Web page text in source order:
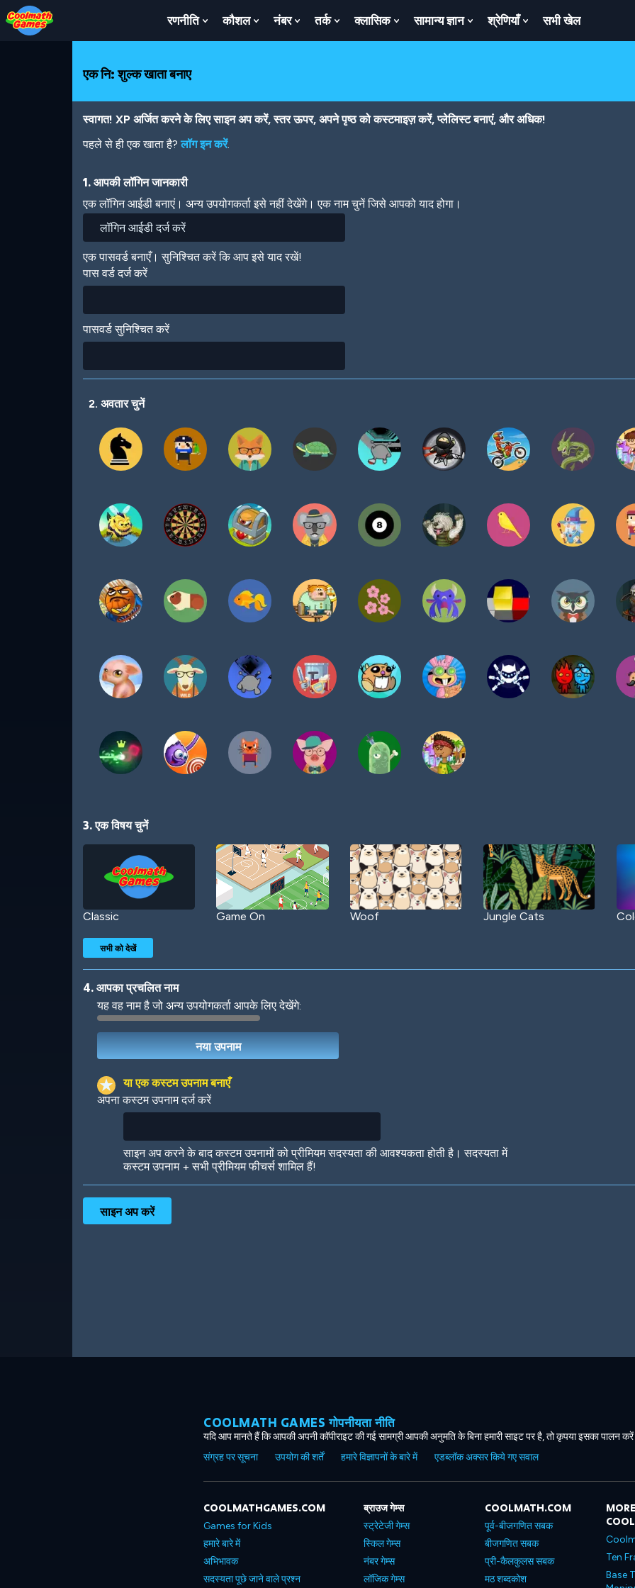
Skip
to
Top
Skip
to
Navigation
Skip
to
Main
Skip
to
Footer
Skip
to
main
रणनीति
Show
Submenu
कौशल
Show
Submenu
नंबर
Show
Submenu
तर्क
Show
Submenu
क्लासिक
Show
Submenu
सामान्य ज्ञान
Show
Submenu
श्रेणियाँ
Show
Submenu
सभी खेल
एक नि: शुल्क खाता बनाए
स्वागत! XP अर्जित करने के लिए साइन अप करें, स्तर ऊपर, अपने पृष्ठ को कस्टमाइज़ करें, प्लेलिस्ट बनाएं, और अधिक!
पहले से ही एक खाता है?लॉग इन करें.
1. आपकी लॉगिन जानकारी
एक लॉगिन आईडी बनाएं। अन्य उपयोगकर्ता इसे नहीं देखेंगे। एक नाम चुनें जिसे आपको याद होगा।
एक पासवर्ड बनाएँ। सुनिश्चित करें कि आप इसे याद रखें!
पास वर्ड दर्ज करें
पासवर्ड सुनिश्चित करें
2. अवतार चुनें
3. एक विषय चुनें
Classic Game On Woof Jungle Cats
Robotic International
सभी को देखें
4. आपका प्रचलित नाम
यह वह नाम है जो अन्य उपयोगकर्ता आपके लिए देखेंगे:
या एक कस्टम उपनाम बनाएँ
अपना कस्टम उपनाम दर्ज करें
साइन अप करने के बाद कस्टम उपनामों को प्रीमियम सदस्यता की आवश्यकता होती है। सदस्यता में
कस्टम उपनाम + सभी प्रीमियम फीचर्स शामिल हैं!
COOLMATH GAMES गोपनीयता नीति
यदि आप मानते हैं कि आपकी अपनी कॉपीराइट की गई सामग्री आपकी अनुमति के बिना हमारी साइट पर है, तो कृपया इसका पालन करें
संग्रह पर सूचना
उपयोग की शर्तें हमारे विज्ञापनों के बारे में एडब्लॉक अक्सर किये गए सवाल
COOLMATHGAMES.COM
Games for Kids
हमारे बारे में
अभिभावक
सदस्यता पूछे जाने वाले प्रश्न
ब्राउज गेम्स
स्ट्रेटेजी गेम्स
स्किल गेम्स
नंबर गेम्स
लॉजिक गेम्स
COOLMATH.COM
पूर्व-बीजगणित सबक
बीजगणित सबक
प्री-कैलकुलस सबक
मठ शब्दकोश
Ten
Base